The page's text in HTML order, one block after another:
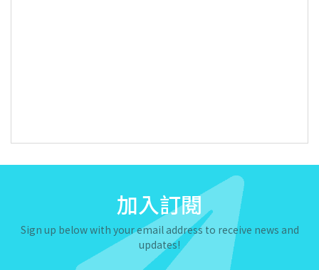
加入訂閱
Sign up below with your email address to receive news and
updates!